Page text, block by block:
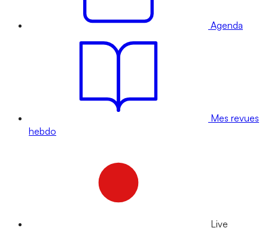
Agenda
Mes revues
hebdo
Live